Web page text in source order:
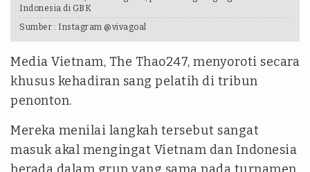
Indonesia di GBK
Sumber : Instagram @vivagoal
Media Vietnam, The Thao247, menyoroti secara
khusus kehadiran sang pelatih di tribun
penonton.
Mereka menilai langkah tersebut sangat
masuk akal mengingat Vietnam dan Indonesia